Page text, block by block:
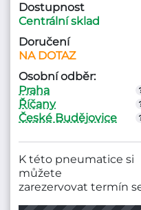
Dostupnost
Centrální sklad
Doručení
NA DOTAZ
Osobní odběr:
Praha
Říčany
České Budějovice
K této pneumatice si
můžete
zarezervovat termín